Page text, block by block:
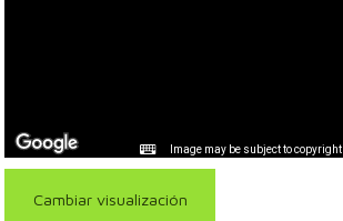
Image may be subject to copyright
Cambiar visualización